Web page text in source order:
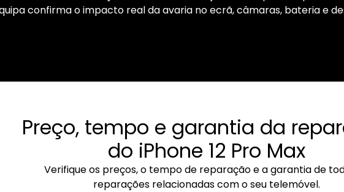
confirma o impacto real da avaria no ecrã, câmaras, bateria e
Preço, tempo e garantia da
do iPhone 12 Pro Max
Verifique os preços, o tempo de reparação e a garantia de
reparações relacionadas com o seu telemóvel.